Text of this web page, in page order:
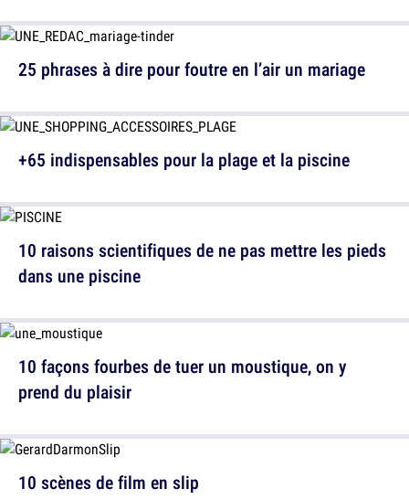
25 phrases à dire pour foutre en l’air un mariage
10 raisons scientifiques de ne pas mettre les pieds
dans une piscine
10 scènes de film en slip
+65 indispensables pour la plage et la piscine
10 façons fourbes de tuer un moustique, on y
prend du plaisir